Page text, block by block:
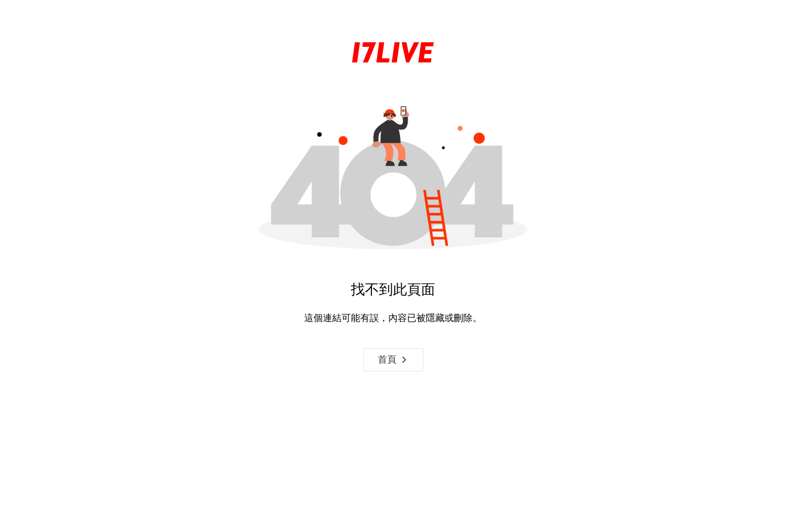
找不到此頁面
這個連結可能有誤，內容已被隱藏或刪除。
首頁